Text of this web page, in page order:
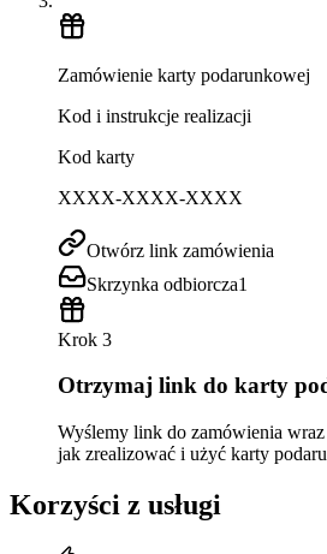
Zamówienie karty podarunkowej
Kod i instrukcje realizacji
Kod karty
XXXX-XXXX-XXXX
Otwórz link zamówienia
Skrzynka odbiorcza1
Krok 3
Otrzymaj link do karty
Wyślemy link do zamówienia
jak zrealizować i użyć karty
Korzyści z usługi